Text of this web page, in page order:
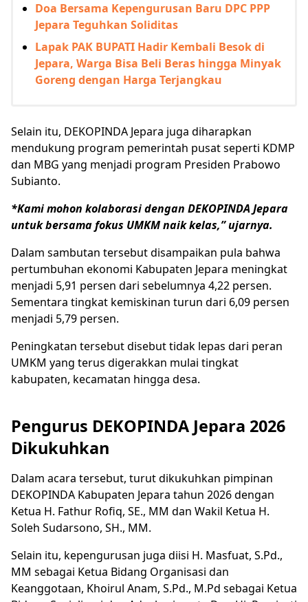
Doa Bersama Kepengurusan Baru DPC PPP
Jepara Teguhkan Soliditas
Lapak PAK BUPATI Hadir Kembali Besok di
Jepara, Warga Bisa Beli Beras hingga Minyak
Goreng dengan Harga Terjangkau
Selain itu, DEKOPINDA Jepara juga diharapkan
mendukung program pemerintah pusat seperti KDMP
dan MBG yang menjadi program Presiden Prabowo
Subianto.
*Kami mohon kolaborasi dengan DEKOPINDA Jepara
untuk bersama fokus UMKM naik kelas,” ujarnya.
Dalam sambutan tersebut disampaikan pula bahwa
pertumbuhan ekonomi Kabupaten Jepara meningkat
menjadi 5,91 persen dari sebelumnya 4,22 persen.
Sementara tingkat kemiskinan turun dari 6,09 persen
menjadi 5,79 persen.
Peningkatan tersebut disebut tidak lepas dari peran
UMKM yang terus digerakkan mulai tingkat
kabupaten, kecamatan hingga desa.
Pengurus DEKOPINDA Jepara 2026
Dikukuhkan
Dalam acara tersebut, turut dikukuhkan pimpinan
DEKOPINDA Kabupaten Jepara tahun 2026 dengan
Ketua H. Fathur Rofiq, SE., MM dan Wakil Ketua H.
Soleh Sudarsono, SH., MM.
Selain itu, kepengurusan juga diisi H. Masfuat, S.Pd.,
MM sebagai Ketua Bidang Organisasi dan
Keanggotaan, Khoirul Anam, S.Pd., M.Pd sebagai Ketua